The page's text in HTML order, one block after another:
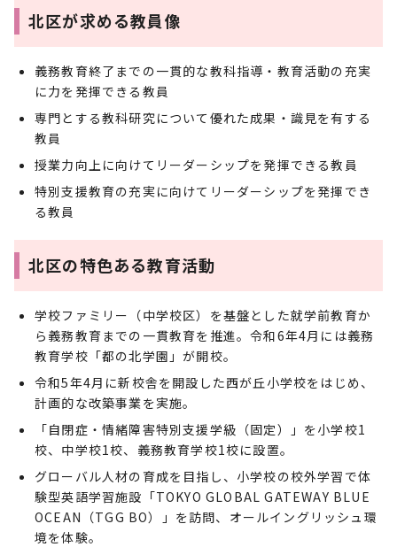
北区が求める教員像
義務教育終了までの一貫的な教科指導・教育活動の充実
に力を発揮できる教員
専門とする教科研究について優れた成果・識見を有する
教員
授業力向上に向けてリーダーシップを発揮できる教員
特別支援教育の充実に向けてリーダーシップを発揮でき
る教員
北区の特色ある教育活動
学校ファミリー（中学校区）を基盤とした就学前教育か
ら義務教育までの一貫教育を推進。令和6年4月には義務
教育学校「都の北学園」が開校。
令和5年4月に新校舎を開設した西が丘小学校をはじめ、
計画的な改築事業を実施。
「自閉症・情緒障害特別支援学級（固定）」を小学校1
校、中学校1校、義務教育学校1校に設置。
グローバル人材の育成を目指し、小学校の校外学習で体
験型英語学習施設「TOKYO GLOBAL GATEWAY BLUE
OCEAN（TGG BO）」を訪問、オールイングリッシュ環
境を体験。